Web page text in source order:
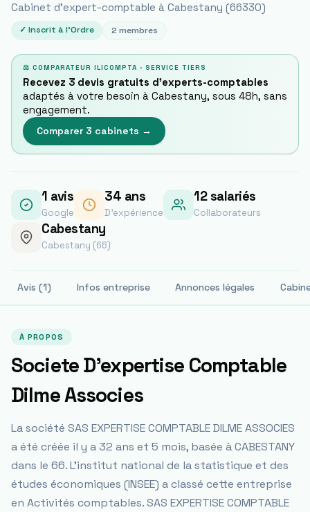
Cabinet d'expert-comptable à Cabestany (66330)
✓ Inscrit à l'Ordre 2 membres
⚖ COMPARATEUR ILICOMPTA · SERVICE TIERS
Recevez 3 devis gratuits d'experts-comptables
adaptés à votre besoin à Cabestany, sous 48h, sans
engagement.
Comparer 3 cabinets →
1 avis
Google
34 ans
D'expérience
12 salariés
Collaborateurs
Cabestany
Cabestany (66)
Avis (1) Infos entreprise Annonces légales
À PROPOS
Societe D'expertise Comptable
Dilme Associes
La société SAS EXPERTISE COMPTABLE DILME ASSOCIES
a été créée il y a 32 ans et 5 mois, basée à CABESTANY
dans le 66. L’institut national de la statistique et des
études économiques (INSEE) a classé cette entreprise
en Activités comptables. SAS EXPERTISE COMPTABLE